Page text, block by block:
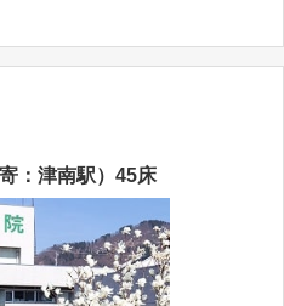
：津南駅）45床